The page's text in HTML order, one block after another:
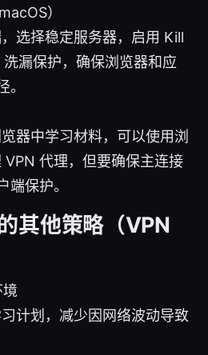
）
选择稳定服务器，启用 Kill
漏保护，确保浏览器和应
。
器中学习材料，可以使用浏
VPN 代理，但要确保主连接
端保护。
其他策略（VPN
计划，减少因网络波动导致